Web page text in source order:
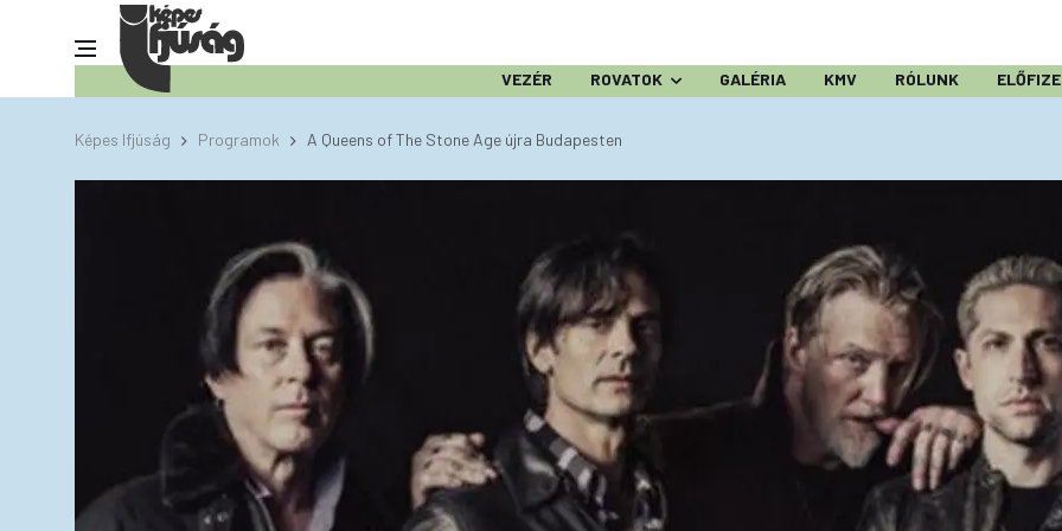
VEZÉR ROVATOK GALÉRIA KMV RÓLUNK
Képes Ifjúság Programok A Queens of The Stone Age újra Budapesten